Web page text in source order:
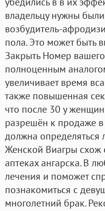
владельцу нужны
возбудитель-
пола. Это может быть
Закрыть Номер
полноценным
увеличивает время
также повышенная
что после 30 у
разрешён к продаже в
должна
Женской Виагры схож
аптеках ангарска. В
лечения и поможет
познакомиться с
многолетний брак.